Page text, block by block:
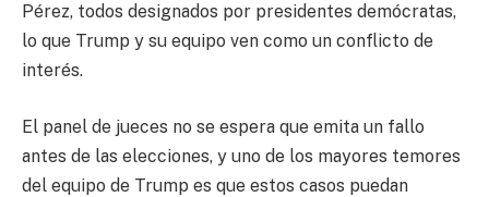
Pérez, todos designados por presidentes demócratas,
lo que Trump y su equipo ven como un conflicto de
interés.
El panel de jueces no se espera que emita un fallo
antes de las elecciones, y uno de los mayores temores
del equipo de Trump es que estos casos puedan